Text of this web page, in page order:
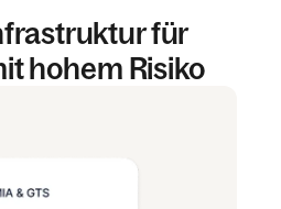
für
hohem Risiko